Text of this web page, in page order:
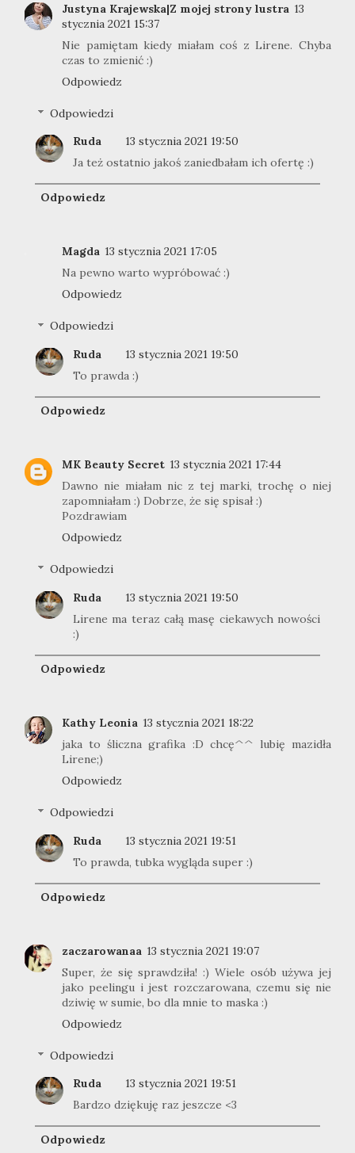
Justyna Krajewska|Z mojej strony lustra 13
stycznia 2021 15:37
Nie pamiętam kiedy miałam coś z Lirene. Chyba
czas to zmienić :)
Odpowiedz
Odpowiedzi
Ruda
13 stycznia 2021 19:50
Ja też ostatnio jakoś zaniedbałam ich ofertę :)
Odpowiedz
Magda 13 stycznia 2021 17:05
Na pewno warto wypróbować :)
Odpowiedz
Odpowiedzi
Ruda
13 stycznia 2021 19:50
To prawda :)
Odpowiedz
MK Beauty Secret 13 stycznia 2021 17:44
Dawno nie miałam nic z tej marki, trochę o niej
zapomniałam :) Dobrze, że się spisał :)
Pozdrawiam
Odpowiedz
Odpowiedzi
Ruda
13 stycznia 2021 19:50
Lirene ma teraz całą masę ciekawych nowości
:)
Odpowiedz
Kathy Leonia 13 stycznia 2021 18:22
jaka to śliczna grafika :D chcę^^ lubię mazidła
Lirene;)
Odpowiedz
Odpowiedzi
Ruda
13 stycznia 2021 19:51
To prawda, tubka wygląda super :)
Odpowiedz
zaczarowanaa 13 stycznia 2021 19:07
Super, że się sprawdziła! :) Wiele osób używa jej
jako peelingu i jest rozczarowana, czemu się nie
dziwię w sumie, bo dla mnie to maska :)
Odpowiedz
Odpowiedzi
Ruda
13 stycznia 2021 19:51
Bardzo dziękuję raz jeszcze <3
Odpowiedz